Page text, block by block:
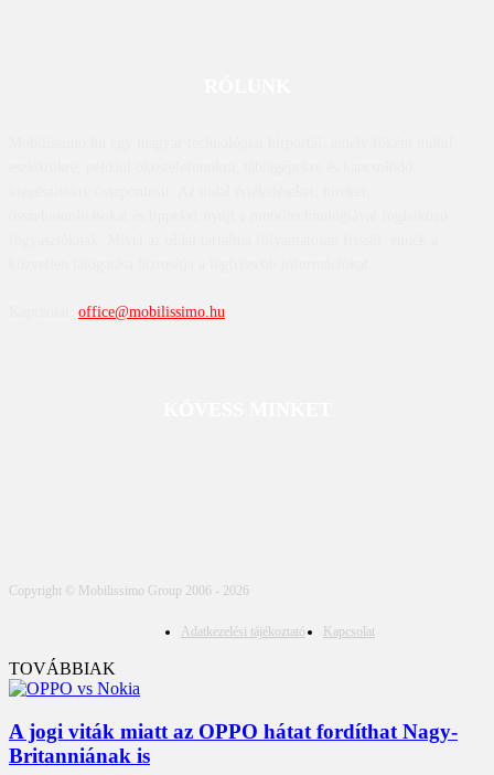
office@mobilissimo.hu
Copyright © Mobilissimo Group 2006 - 2026
Adatkezelési tájékoztató Kapcsolat
TOVÁBBIAK
A jogi viták miatt az OPPO hátat fordíthat Nagy-
Britanniának is